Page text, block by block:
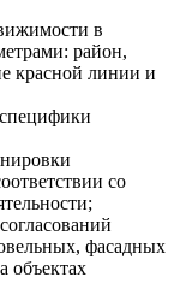
в
район,
красной линии и
со
фасадных
объектах